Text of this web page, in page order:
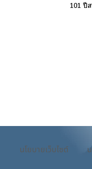
101 ปี
นโยบายเว็บไซต์